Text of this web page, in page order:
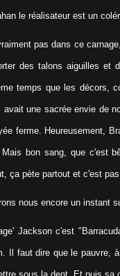
le réalisateur est un
pas dans ce
des talons aiguilles et
temps que les décors,
avait une sacrée envie de
ferme. Heureusement,
Mais bon sang, que c'est
ça pète partout et c'est
nous encore un instant
Jackson c'est
Il faut dire que le pauvre,